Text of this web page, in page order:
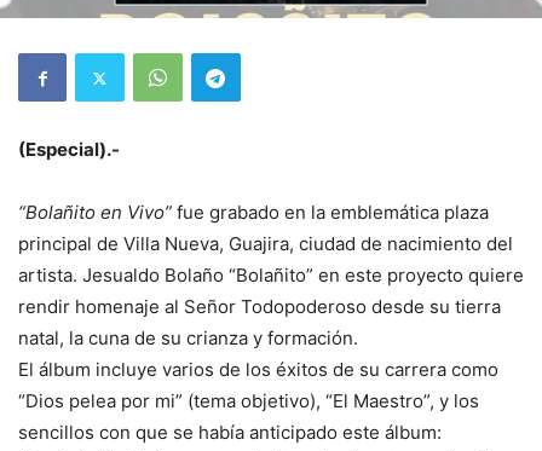
(Especial).-
“Bolañito en Vivo” fue grabado en la emblemática plaza
principal de Villa Nueva, Guajira, ciudad de nacimiento del
artista. Jesualdo Bolaño “Bolañito” en este proyecto quiere
rendir homenaje al Señor Todopoderoso desde su tierra
natal, la cuna de su crianza y formación.
El álbum incluye varios de los éxitos de su carrera como
“Dios pelea por mi” (tema objetivo), “El Maestro”, y los
sencillos con que se había anticipado este álbum: